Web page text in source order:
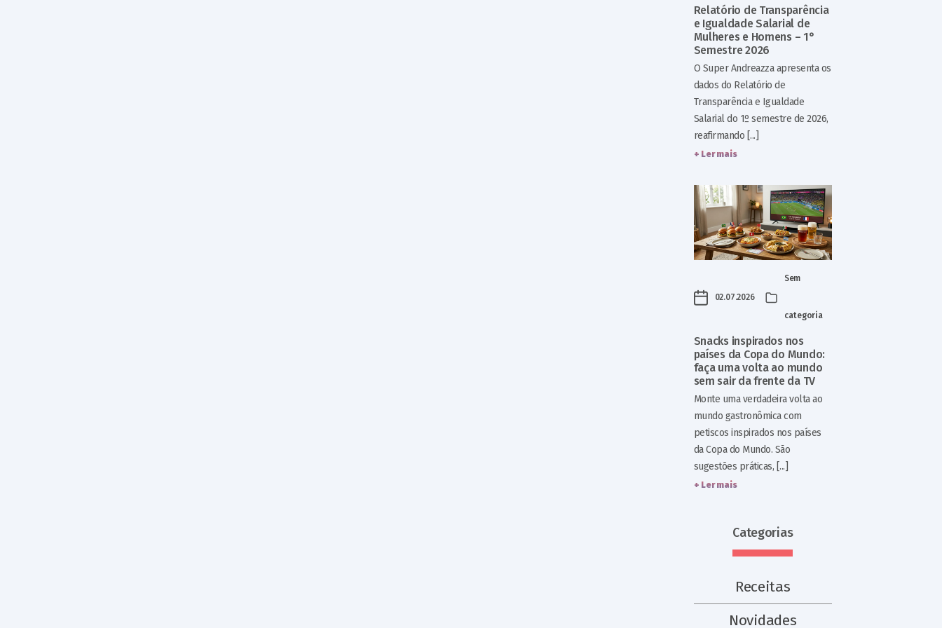
Relatório de Transparência
e Igualdade Salarial de
Mulheres e Homens – 1°
Semestre 2026
O Super Andreazza apresenta os
dados do Relatório de
Transparência e Igualdade
Salarial do 1º semestre de 2026,
reafirmando [...]
+ Ler mais
02.07.2026
Sem
categoria
Snacks inspirados nos
países da Copa do Mundo:
faça uma volta ao mundo
sem sair da frente da TV
Monte uma verdadeira volta ao
mundo gastronômica com
petiscos inspirados nos países
da Copa do Mundo. São
sugestões práticas, [...]
+ Ler mais
Categorias
Receitas
Novidades